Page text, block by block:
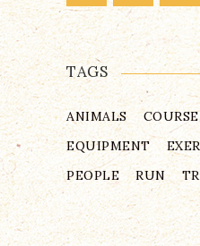
TAGS
ANIMALS COURSE
EQUIPMENT
PEOPLE
RUN